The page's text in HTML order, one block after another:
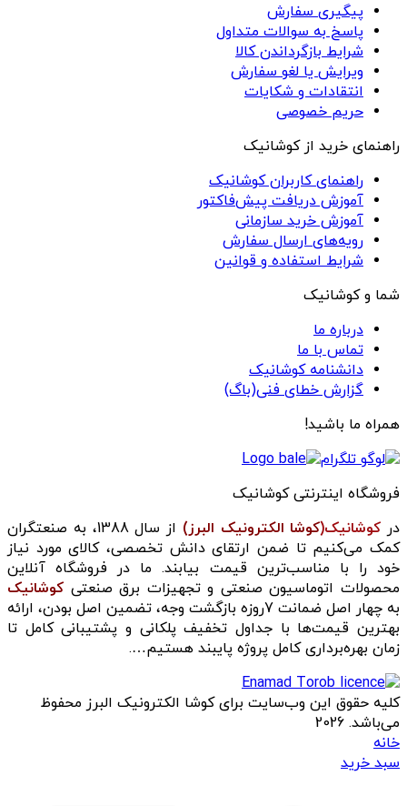
پیگیری سفارش
پاسخ به سوالات متداول
شرایط بازگرداندن کالا
ویرایش یا لغو سفارش
انتقادات و شکایات
حریم خصوصی
راهنمای خرید از کوشانیک
راهنمای کاربران کوشانیک
آموزش دریافت پیش‌فاکتور
آموزش خرید سازمانی
رویه‌های ارسال سفارش
شرایط استفاده و قوانین
شما و کوشانیک
درباره ما
تماس با ما
دانشنامه کوشانیک
گزارش خطای فنی(باگ)
همراه ما باشید!
فروشگاه اینترنتی کوشانیک
در کوشانیک(کوشا الکترونیک البرز)
از سال 1388، به صنعتگران
کمک می‌کنیم تا ضمن ارتقای دانش تخصصی، کالای مورد نیاز
خود را با مناسب‌ترین قیمت بیابند. ما در فروشگاه آنلاین
محصولات اتوماسیون صنعتی و تجهیزات برق صنعتی کوشانیک
به چهار اصل ضمانت 7روزه بازگشت وجه، تضمین اصل بودن، ارائه
بهترین قیمت‌ها با جداول تخفیف پلکانی و پشتیبانی کامل تا
زمان بهره‌برداری کامل پروژه پایبند هستیم….
کلیه حقوق این وب‌سایت برای کوشا الکترونیک البرز محفوظ
می‌باشد. 2026
خانه
سبد خرید